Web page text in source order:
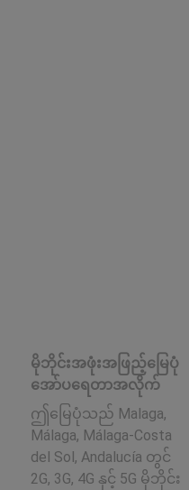
မိုဘိုင်းအဖုံးအဖြည့်မြေပုံ
အော်ပရေတာအလိုက်
ဤမြေပုံသည် Malaga,
Málaga, Málaga-Costa
del Sol, Andalucía တွင်
2G, 3G, 4G နှင့် 5G မိုဘိုင်း